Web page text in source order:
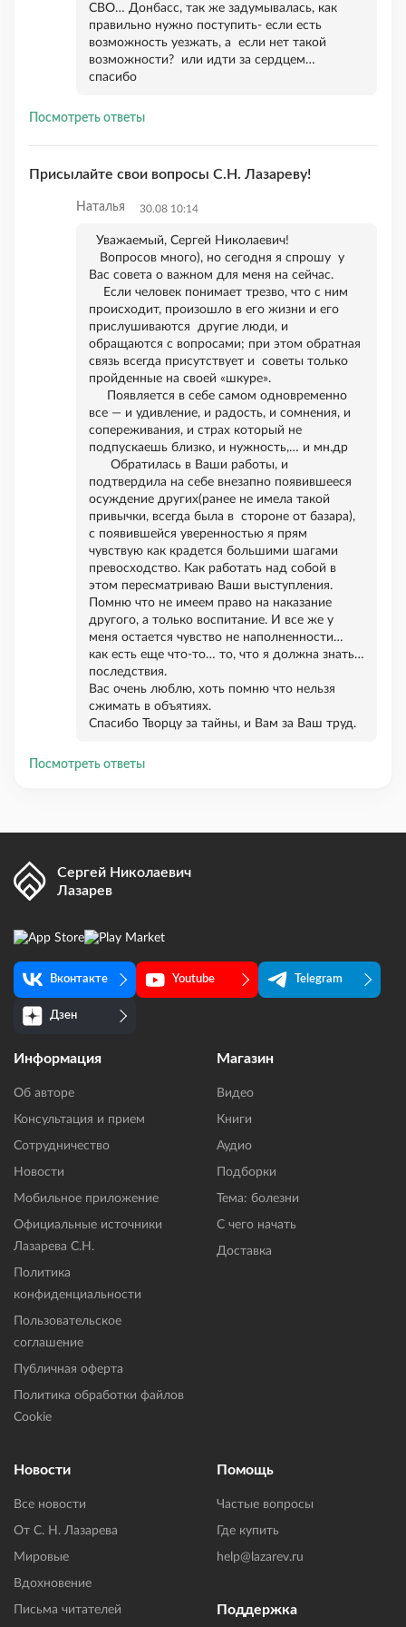
СВО… Донбасс, так же задумывалась, как
правильно нужно поступить- если есть
возможность уезжать, а если нет такой
возможности? или идти за сердцем…
спасибо
Посмотреть ответы
Присылайте свои вопросы С.Н. Лазареву!
Наталья 30.08 10:14
Уважаемый, Сергей Николаевич!
Вопросов много), но сегодня я спрошу у
Вас совета о важном для меня на сейчас.
Если человек понимает трезво, что с ним
происходит, произошло в его жизни и его
прислушиваются другие люди, и
обращаются с вопросами; при этом обратная
связь всегда присутствует и советы только
пройденные на своей «шкуре».
Появляется в себе самом одновременно
все — и удивление, и радость, и сомнения, и
сопереживания, и страх который не
подпускаешь близко, и нужность,… и мн.др
Обратилась в Ваши работы, и
подтвердила на себе внезапно появившееся
осуждение других(ранее не имела такой
привычки, всегда была в стороне от базара),
с появившейся уверенностью я прям
чувствую как крадется большими шагами
превосходство. Как работать над собой в
этом пересматриваю Ваши выступления.
Помню что не имеем право на наказание
другого, а только воспитание. И все же у
меня остается чувство не наполненности…
как есть еще что-то… то, что я должна знать…
последствия.
Вас очень люблю, хоть помню что нельзя
сжимать в объятиях.
Спасибо Творцу за тайны, и Вам за Ваш труд.
Посмотреть ответы
Сергей Николаевич
Лазарев
Вконтакте Youtube Telegram
Дзен
Информация
Об авторе
Консультация и прием
Сотрудничество
Новости
Мобильное приложение
Официальные источники
Лазарева С.Н.
Политика
конфиденциальности
Пользовательское
соглашение
Публичная оферта
Политика обработки файлов
Cookie
Магазин
Видео
Книги
Аудио
Подборки
Тема: болезни
С чего начать
Доставка
Новости
Все новости
От С. Н. Лазарева
Мировые
Вдохновение
Письма читателей
Помощь
Частые вопросы
Где купить
help@lazarev.ru
Поддержка